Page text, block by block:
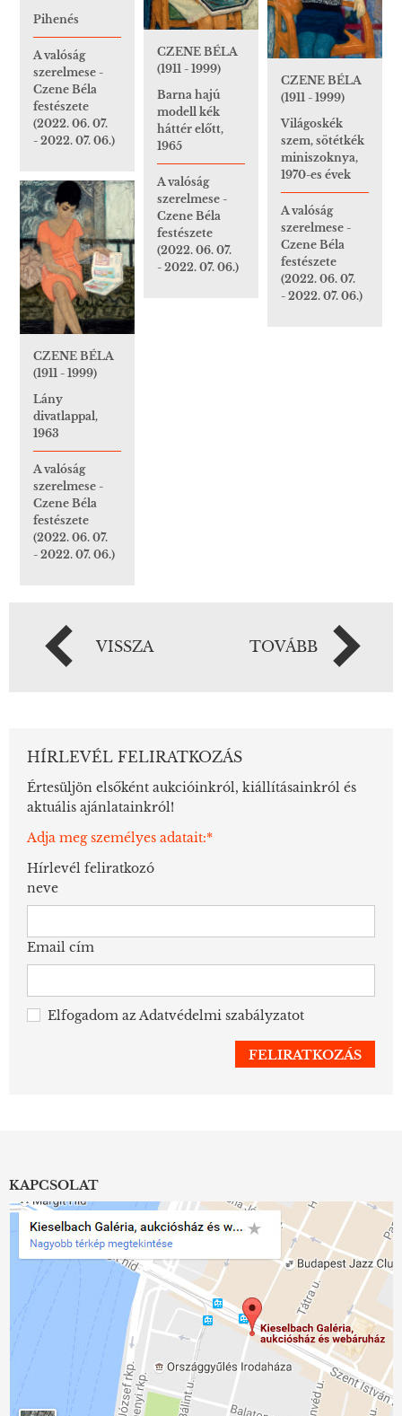
Pihenés
A valóság
szerelmese -
Czene Béla
festészete
(2022. 06. 07.
- 2022. 07. 06.)
CZENE BÉLA
(1911 - 1999)
Barna hajú
modell kék
háttér előtt,
1965
A valóság
szerelmese -
Czene Béla
festészete
(2022. 06. 07.
- 2022. 07. 06.)
CZENE BÉLA
(1911 - 1999)
Világoskék
szem, sötétkék
miniszoknya,
1970-es évek
A valóság
szerelmese -
Czene Béla
festészete
(2022. 06. 07.
- 2022. 07. 06.)
CZENE BÉLA
(1911 - 1999)
Lány
divatlappal,
1963
A valóság
szerelmese -
Czene Béla
festészete
(2022. 06. 07.
- 2022. 07. 06.)
VISSZA TOVÁBB
HÍRLEVÉL FELIRATKOZÁS
Értesüljön elsőként aukcióinkról, kiállításainkról és
aktuális ajánlatainkról!
Adja meg személyes adatait:*
Hírlevél feliratkozó
neve
Email cím
Elfogadom azAdatvédelmi szabályzatot
KAPCSOLAT